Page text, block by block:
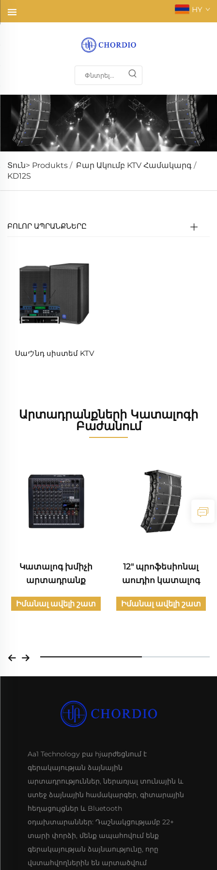
HY
Տուն> Produkts / Բար Ակումբ KTV Համակարգ /
KD12S
ԲՈԼՈՐ ԱՊՐԱՆՔՆԵՐԸ
Սաウնդ սիստեմ KTV
Արտադրանքների Կատալոգի
Բաժանում
Կատալոգ խմիչի
արտադրանք
Իմանալ ավելի շատ
12" պրոֆեսիոնալ
աուդիո կատալոգ
Իմանալ ավելի շատ
Aa1 Technology բա hjարժեցնում է
գերակայության ձայնային
արտադրություններ, ներառյալ տունային և
ստեջ ձայնային համակարգեր, գիտարային
հեղացույցներ և Bluetooth
օդախտարաններ: Դաշնակցությամբ 22+
տարի փորձի, մենք ապահովում ենք
գերակայության ձայնաությունը, որը
վստահվողներին են արտածվում